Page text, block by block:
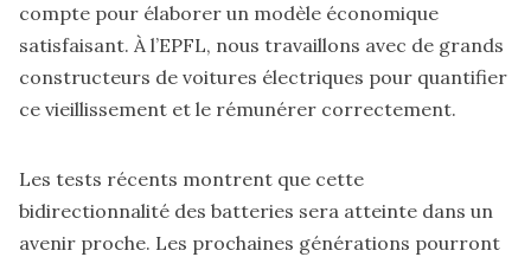
compte pour élaborer un modèle économique
satisfaisant. À l’EPFL, nous travaillons avec de grands
constructeurs de voitures électriques pour quantifier
ce vieillissement et le rémunérer correctement.
Les tests récents montrent que cette
bidirectionnalité des batteries sera atteinte dans un
avenir proche. Les prochaines générations pourront